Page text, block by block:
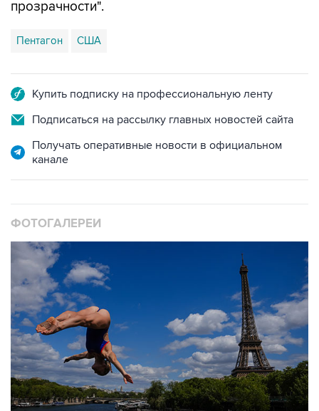
Пентагон США
Подписаться на рассылку главных новостей сайта
Получать оперативные новости в официальном
10